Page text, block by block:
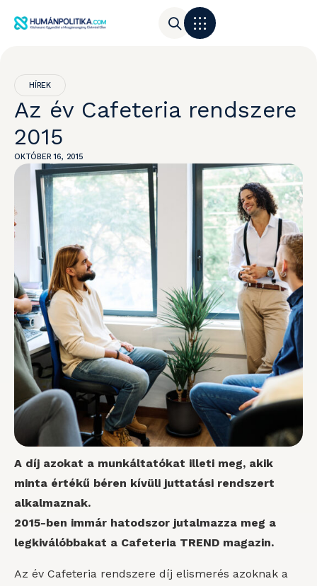
HÍREK
Az év Cafeteria rendszere
2015
OKTÓBER 16, 2015
A díj azokat a munkáltatókat illeti meg, akik
minta értékű béren kívüli juttatási rendszert
alkalmaznak.
2015-ben immár hatodszor jutalmazza meg a
legkiválóbbakat a Cafeteria TREND magazin.
Az év Cafeteria rendszere díj elismerés azoknak a